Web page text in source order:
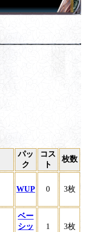
パッ
ク
コス
ト
枚数
WUP 0 3枚
ベー
シッ
1 3枚